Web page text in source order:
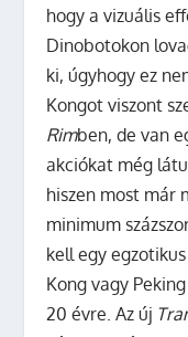
hogy a vizuális
Dinobotokon
ki, úgyhogy ez
Kongot viszont
Rimben, de van
akciókat még
hiszen most már
minimum
kell egy
Kong vagy
20 évre. Az új